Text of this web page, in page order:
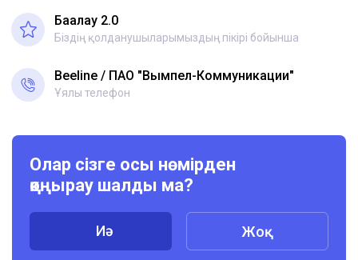
Бағалау 2.0
Біздің қолданушыларымыздың пікірі бойынша
Beeline ПАО "Вымпел-Коммуникации"
Ұялы телефон
Олар сізге осы нөмірден
қоңырау шалды ма?
Иә Жоқ